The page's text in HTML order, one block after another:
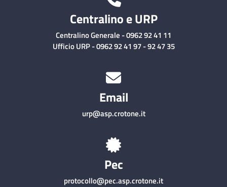
Centralino e URP
Centralino Generale - 0962 92 41 11
Ufficio URP - 0962 92 41 97 - 92 47 35
Email
urp@asp.crotone.it
Pec
protocollo@pec.asp.crotone.it